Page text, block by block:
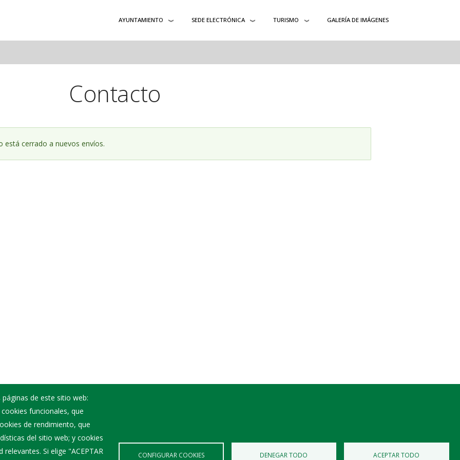
AYUNTAMIENTO SEDE ELECTRÓNICA TURISMO GALERÍA DE IMÁGENES
Contacto
está cerrado a nuevos envíos.
de este sitio web:
funcionales, que
de rendimiento, que
del sitio web; y cookies
Si elige "ACEPTAR
CONFIGURAR COOKIES DENEGAR TODO ACEPTAR TODO
Corporación Municipal
Teléfonos de interés